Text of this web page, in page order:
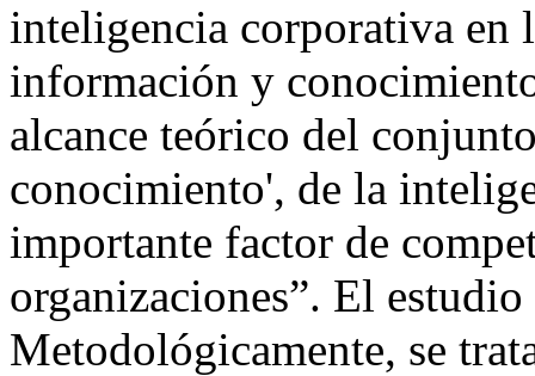
inteligencia corporativa en
información y
alcance teórico del
conocimiento', de la
importante factor de
organizaciones”. El
Metodológicamente, se